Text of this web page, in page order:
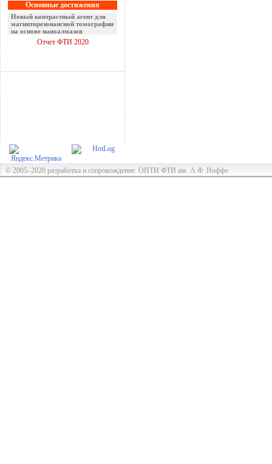
Основные достижения
Новый контрастный агент для
магниторезонансной томографии
на основе наноалмазов
Отчет ФТИ 2020
© 2005–2020 разработка и сопровождение: ОНТИ ФТИ им. А.Ф. Иоффе